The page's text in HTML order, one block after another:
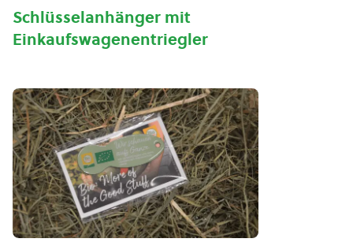
Schlüsselanhänger mit
Einkaufswagenentriegler